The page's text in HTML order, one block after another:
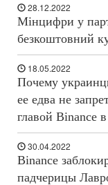
28.12.2022
Мінцифри у
безкоштовний
18.05.2022
Почему
ее едва не
главой Binance
30.04.2022
Binance
падчерицы